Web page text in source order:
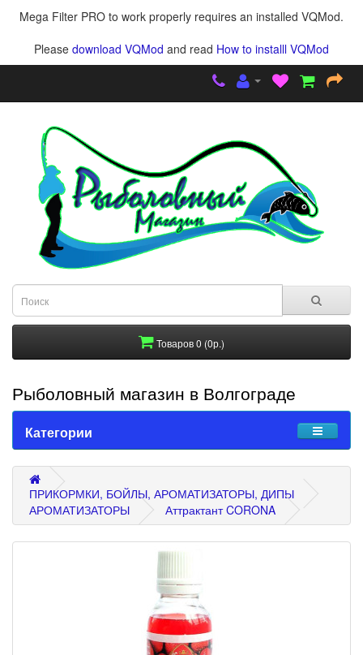
Mega Filter PRO to work properly requires an installed VQMod.
Please download VQMod and read How to installl VQMod
Товаров 0 (0р.)
Рыболовный магазин в Волгограде
Категории
ПРИКОРМКИ, БОЙЛЫ, АРОМАТИЗАТОРЫ, ДИПЫ
АРОМАТИЗАТОРЫ
Аттрактант CORONA